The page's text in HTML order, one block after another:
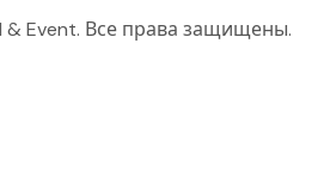
& Event. Все права защищены.